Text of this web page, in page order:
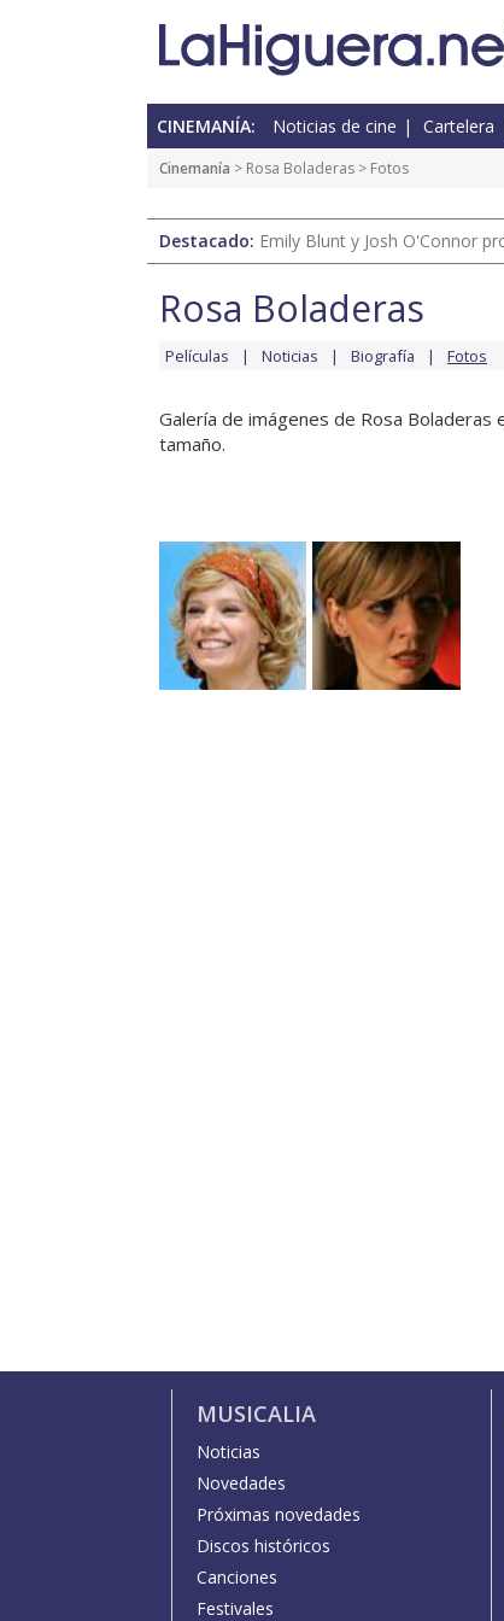
CINEMANÍA: Noticias de cine Cartelera
Cinemanía > Rosa Boladeras > Fotos
Destacado: Emily Blunt y Josh O'Connor
Rosa Boladeras
Películas Noticias Biografía Fotos
Galería de imágenes de Rosa Boladeras
tamaño.
MUSICALIA
Noticias
Novedades
Próximas novedades
Discos históricos
Canciones
Festivales